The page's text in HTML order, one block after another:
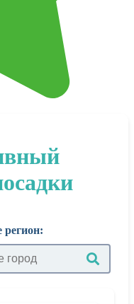
регион: